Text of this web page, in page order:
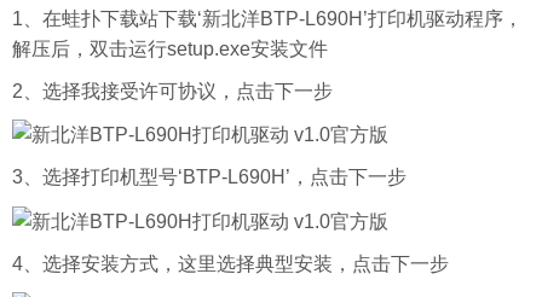
1、在蛙扑下载站下载‘新北洋BTP-L690H’打印机驱动程序，
解压后，双击运行setup.exe安装文件
2、选择我接受许可协议，点击下一步
3、选择打印机型号‘BTP-L690H’，点击下一步
4、选择安装方式，这里选择典型安装，点击下一步